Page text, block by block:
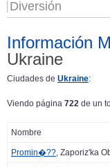
Diversión
Información
Ukraine
Ciudades de Ukraine:
Viendo página 722 de un
Nombre
Promin�??, Zaporiz'ka